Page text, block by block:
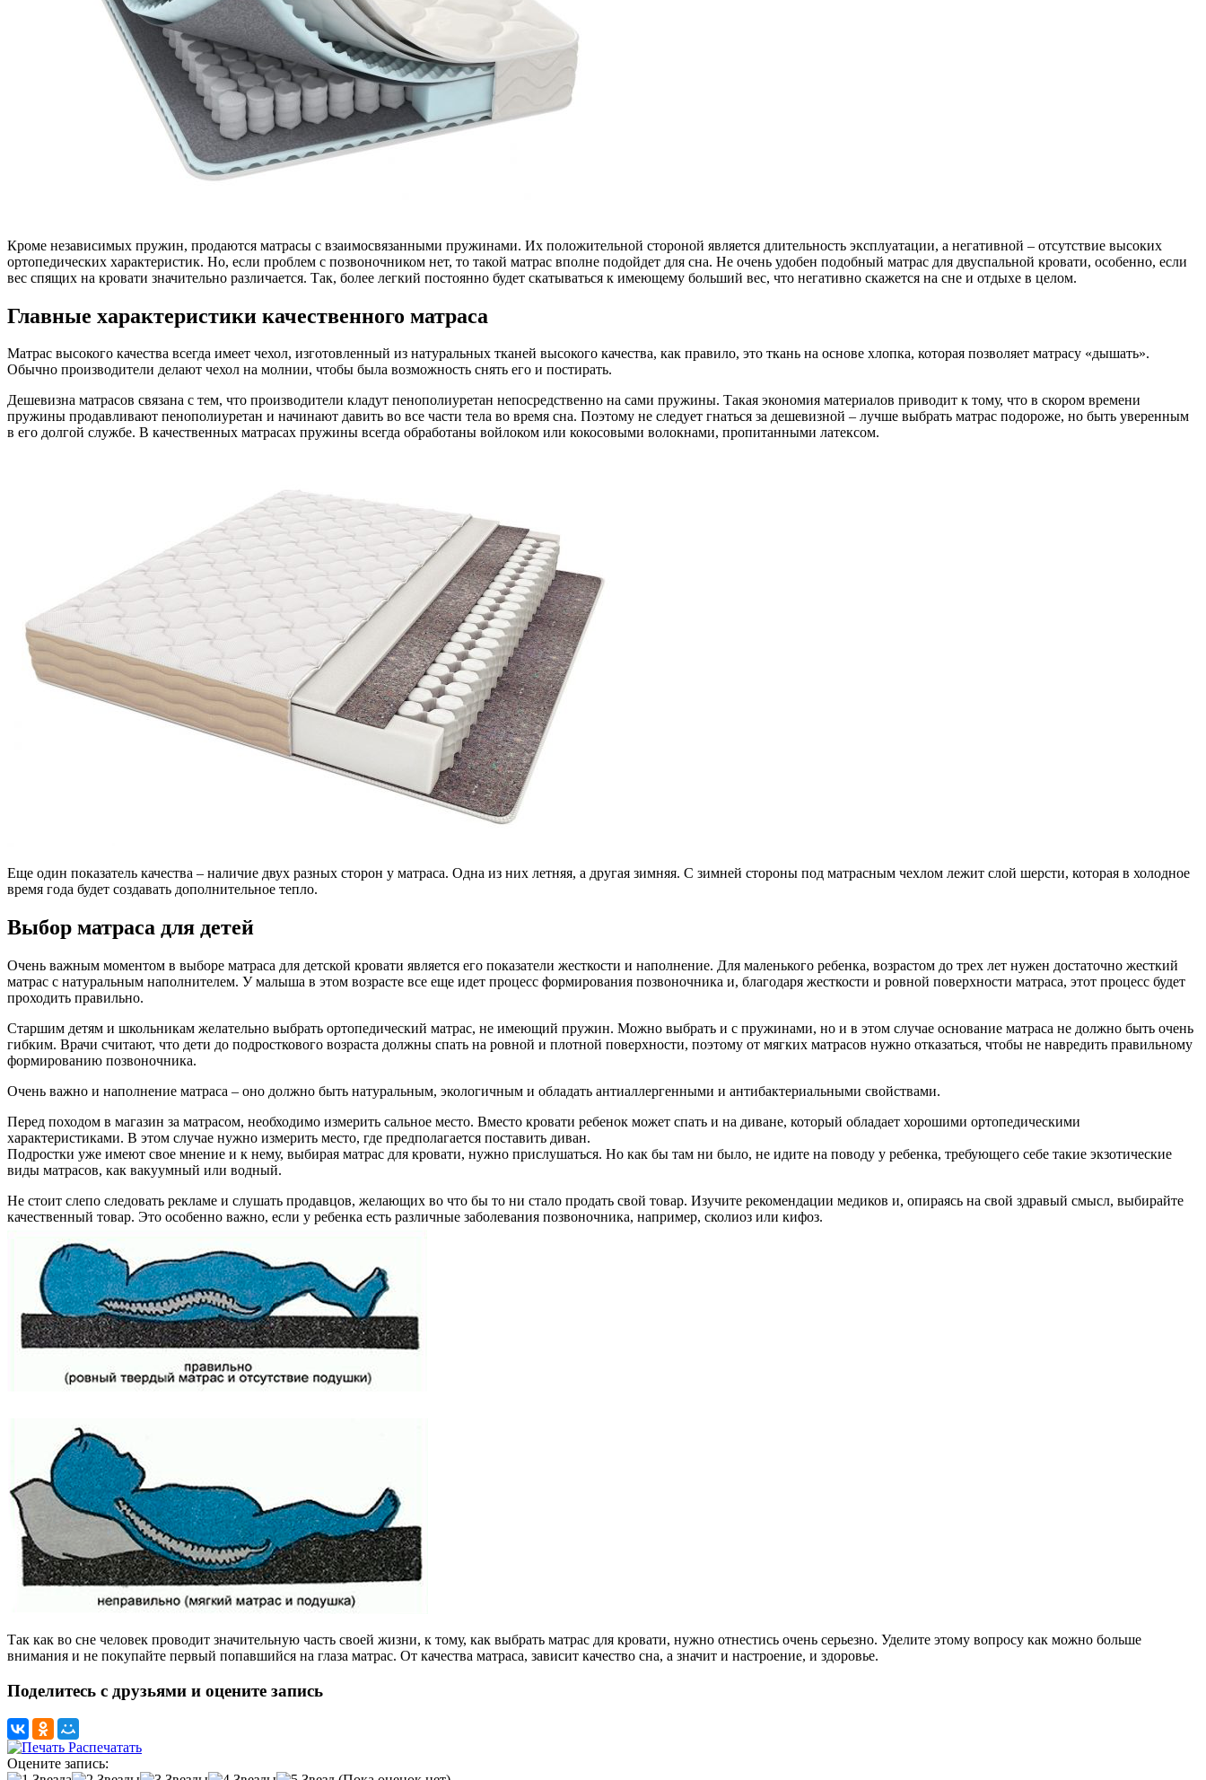
Кроме независимых пружин, продаются матрасы с взаимосвязанными пружинами. Их положительной стороной является длительность эксплуатации, а негативной – отсутствие высоких
ортопедических характеристик. Но, если проблем с позвоночником нет, то такой матрас вполне подойдет для сна. Не очень удобен подобный матрас для двуспальной кровати, особенно, если
вес спящих на кровати значительно различается. Так, более легкий постоянно будет скатываться к имеющему больший вес, что негативно скажется на сне и отдыхе в целом.
Главные характеристики качественного матраса
Матрас высокого качества всегда имеет чехол, изготовленный из натуральных тканей высокого качества, как правило, это ткань на основе хлопка, которая позволяет матрасу «дышать».
Обычно производители делают чехол на молнии, чтобы была возможность снять его и постирать.
Дешевизна матрасов связана с тем, что производители кладут пенополиуретан непосредственно на сами пружины. Такая экономия материалов приводит к тому, что в скором времени
пружины продавливают пенополиуретан и начинают давить во все части тела во время сна. Поэтому не следует гнаться за дешевизной – лучше выбрать матрас подороже, но быть уверенным
в его долгой службе. В качественных матрасах пружины всегда обработаны войлоком или кокосовыми волокнами, пропитанными латексом.
Еще один показатель качества – наличие двух разных сторон у матраса. Одна из них летняя, а другая зимняя. С зимней стороны под матрасным чехлом лежит слой шерсти, которая в холодное
время года будет создавать дополнительное тепло.
Выбор матраса для детей
Очень важным моментом в выборе матраса для детской кровати является его показатели жесткости и наполнение. Для маленького ребенка, возрастом до трех лет нужен достаточно жесткий
матрас с натуральным наполнителем. У малыша в этом возрасте все еще идет процесс формирования позвоночника и, благодаря жесткости и ровной поверхности матраса, этот процесс будет
проходить правильно.
Старшим детям и школьникам желательно выбрать ортопедический матрас, не имеющий пружин. Можно выбрать и с пружинами, но и в этом случае основание матраса не должно быть очень
гибким. Врачи считают, что дети до подросткового возраста должны спать на ровной и плотной поверхности, поэтому от мягких матрасов нужно отказаться, чтобы не навредить правильному
формированию позвоночника.
Очень важно и наполнение матраса – оно должно быть натуральным, экологичным и обладать антиаллергенными и антибактериальными свойствами.
Перед походом в магазин за матрасом, необходимо измерить сальное место. Вместо кровати ребенок может спать и на диване, который обладает хорошими ортопедическими
характеристиками. В этом случае нужно измерить место, где предполагается поставить диван.
Подростки уже имеют свое мнение и к нему, выбирая матрас для кровати, нужно прислушаться. Но как бы там ни было, не идите на поводу у ребенка, требующего себе такие экзотические
виды матрасов, как вакуумный или водный.
Не стоит слепо следовать рекламе и слушать продавцов, желающих во что бы то ни стало продать свой товар. Изучите рекомендации медиков и, опираясь на свой здравый смысл, выбирайте
качественный товар. Это особенно важно, если у ребенка есть различные заболевания позвоночника, например, сколиоз или кифоз.
Так как во сне человек проводит значительную часть своей жизни, к тому, как выбрать матрас для кровати, нужно отнестись очень серьезно. Уделите этому вопросу как можно больше
внимания и не покупайте первый попавшийся на глаза матрас. От качества матраса, зависит качество сна, а значит и настроение, и здоровье.
Поделитесь с друзьями и оцените запись
Распечатать
Оцените запись: